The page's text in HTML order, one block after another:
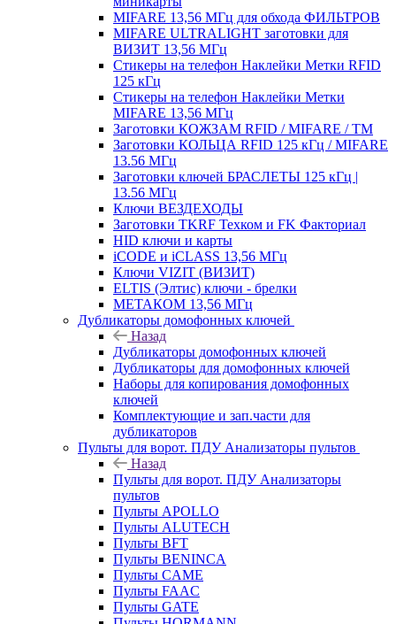
MIFARE 13,56 МГц для обхода ФИЛЬТРОВ
MIFARE ULTRALIGHT заготовки для
ВИЗИТ 13,56 МГц
Стикеры на телефон Наклейки Метки RFID
125 кГц
Стикеры на телефон Наклейки Метки
MIFARE 13,56 МГц
Заготовки КОЖЗАМ RFID / MIFARE / TM
Заготовки КОЛЬЦА RFID 125 кГц / MIFARE
13.56 МГц
Заготовки ключей БРАСЛЕТЫ 125 кГц |
13.56 МГц
Ключи ВЕЗДЕХОДЫ
Заготовки TKRF Техком и FK Факториал
HID ключи и карты
iCODE и iCLASS 13,56 МГц
Ключи VIZIT (ВИЗИТ)
ELTIS (Элтис) ключи - брелки
МЕТАКОМ 13,56 МГц
Дубликаторы домофонных ключей
Назад
Дубликаторы домофонных ключей
Дубликаторы для домофонных ключей
Наборы для копирования домофонных
ключей
Комплектующие и зап.части для
дубликаторов
Пульты для ворот. ПДУ Анализаторы пультов
Назад
Пульты для ворот. ПДУ Анализаторы
пультов
Пульты APOLLO
Пульты ALUTECH
Пульты BFT
Пульты BENINCA
Пульты CAME
Пульты FAAC
Пульты GATE